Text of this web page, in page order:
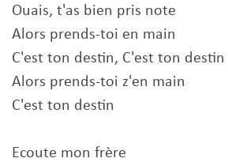
Ouais, t'as bien pris note
Alors prends-toi en main
C'est ton destin, C'est ton destin
Alors prends-toi z'en main
C'est ton destin
Ecoute mon frère